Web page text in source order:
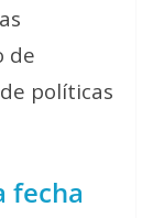
de
políticas
fecha